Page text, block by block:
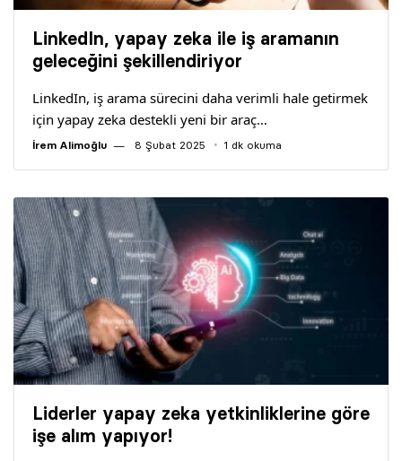
LinkedIn, yapay zeka ile iş aramanın
geleceğini şekillendiriyor
LinkedIn, iş arama sürecini daha verimli hale getirmek
için yapay zeka destekli yeni bir araç…
İrem Alimoğlu 8 Şubat 2025 1 dk okuma
Liderler yapay zeka yetkinliklerine göre
işe alım yapıyor!